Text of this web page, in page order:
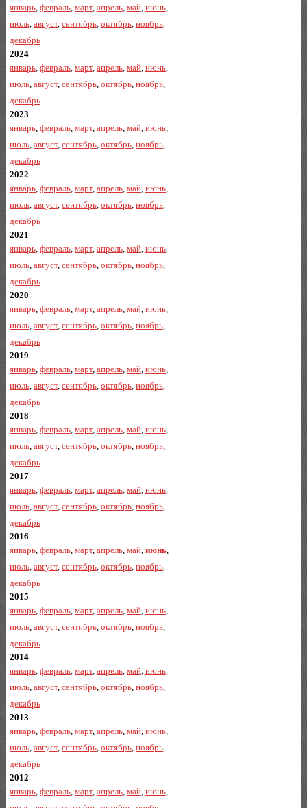
январь, февраль, март, апрель, май, июнь,
июль, август, сентябрь, октябрь, ноябрь,
декабрь
2024
январь, февраль, март, апрель, май, июнь,
июль, август, сентябрь, октябрь, ноябрь,
декабрь
2023
январь, февраль, март, апрель, май, июнь,
июль, август, сентябрь, октябрь, ноябрь,
декабрь
2022
январь, февраль, март, апрель, май, июнь,
июль, август, сентябрь, октябрь, ноябрь,
декабрь
2021
январь, февраль, март, апрель, май, июнь,
июль, август, сентябрь, октябрь, ноябрь,
декабрь
2020
январь, февраль, март, апрель, май, июнь,
июль, август, сентябрь, октябрь, ноябрь,
декабрь
2019
январь, февраль, март, апрель, май, июнь,
июль, август, сентябрь, октябрь, ноябрь,
декабрь
2018
январь, февраль, март, апрель, май, июнь,
июль, август, сентябрь, октябрь, ноябрь,
декабрь
2017
январь, февраль, март, апрель, май, июнь,
июль, август, сентябрь, октябрь, ноябрь,
декабрь
2016
январь, февраль, март, апрель, май, июнь,
июль, август, сентябрь, октябрь, ноябрь,
декабрь
2015
январь, февраль, март, апрель, май, июнь,
июль, август, сентябрь, октябрь, ноябрь,
декабрь
2014
январь, февраль, март, апрель, май, июнь,
июль, август, сентябрь, октябрь, ноябрь,
декабрь
2013
январь, февраль, март, апрель, май, июнь,
июль, август, сентябрь, октябрь, ноябрь,
декабрь
2012
январь, февраль, март, апрель, май, июнь,